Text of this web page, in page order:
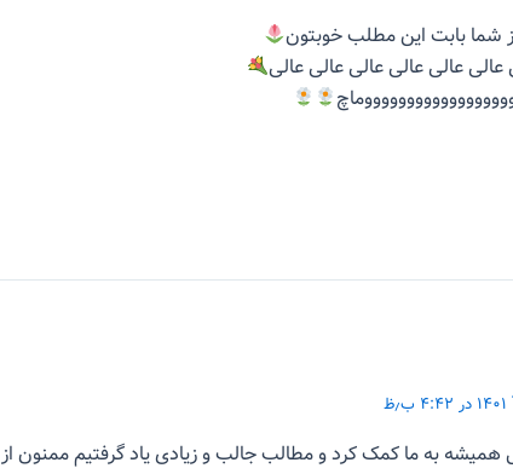
شما بابت این مطلب خوبتون
عالی عالی عالی عالی عالی عالی
به ما کمک کرد و مطالب جالب و زیادی یاد گرفتیم ممنون از